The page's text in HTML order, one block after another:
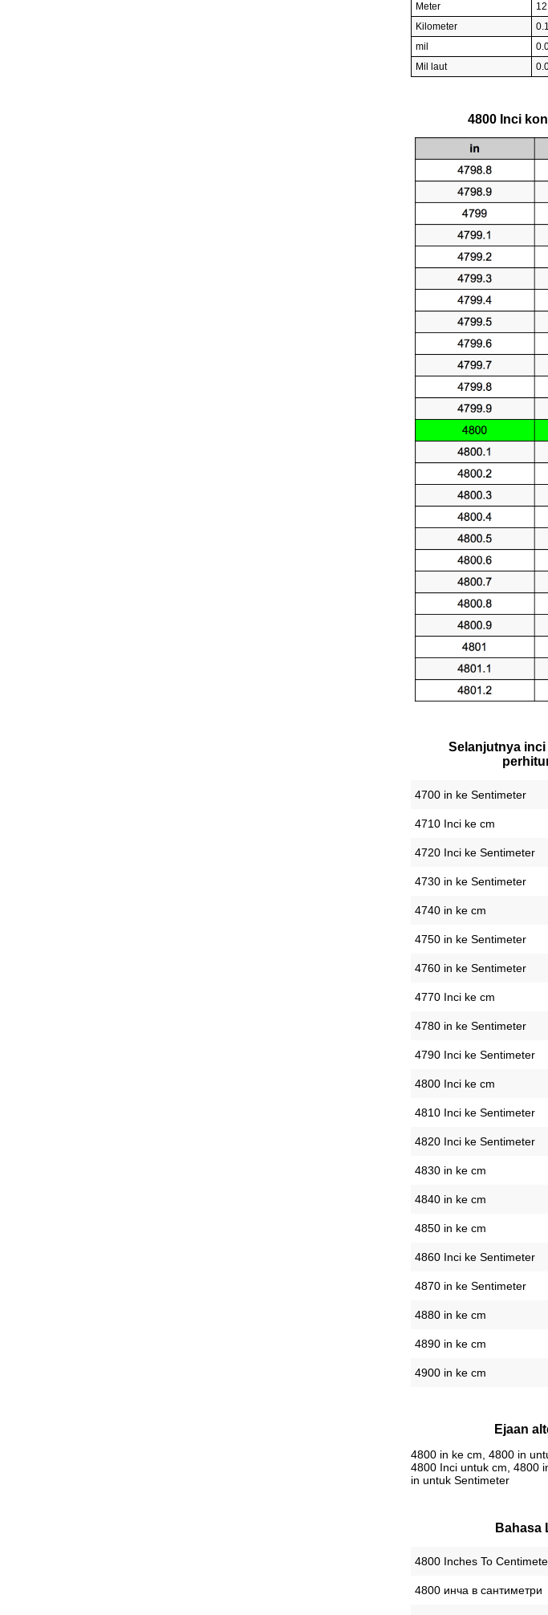
Meter
Kilometer
mil
Mil laut
4800 Inci
Selanjutnya
4700 in ke Sentimeter
4710 Inci ke cm
4720 Inci ke Sentimeter
4730 in ke Sentimeter
4740 in ke cm
4750 in ke Sentimeter
4760 in ke Sentimeter
4770 Inci ke cm
4780 in ke Sentimeter
4790 Inci ke Sentimeter
4800 Inci ke cm
4810 Inci ke Sentimeter
4820 Inci ke Sentimeter
4830 in ke cm
4840 in ke cm
4850 in ke cm
4860 Inci ke Sentimeter
4870 in ke Sentimeter
4880 in ke cm
4890 in ke cm
4900 in ke cm
Ejaan
4800 in ke cm, 4800 in
4800 Inci untuk cm, 4800
in untuk Sentimeter
Bahasa
‎4800 Inches To
‎4800 инча в сантиметри